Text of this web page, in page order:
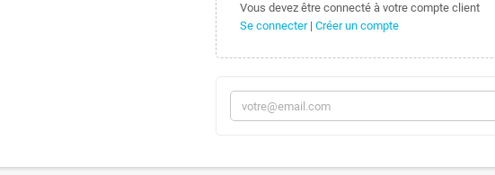
Vous devez être connecté à votre compte client
Se connecter| Créer un compte